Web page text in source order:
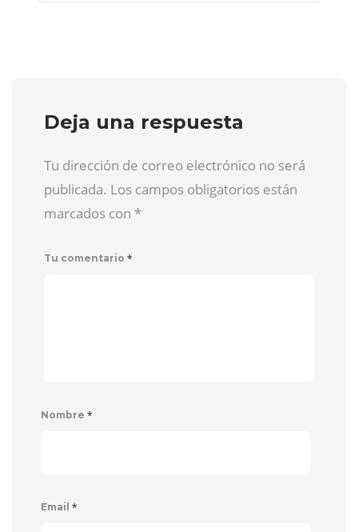
Deja una respuesta
Tu dirección de correo electrónico no será
publicada. Los campos obligatorios están
marcados con *
Tu comentario *
Nombre *
Email *